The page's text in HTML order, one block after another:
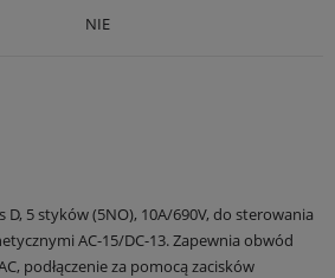
NIE
D, 5 styków (5NO), 10A/690V, do sterowania
AC-15/DC-13. Zapewnia obwód
podłączenie za pomocą zacisków